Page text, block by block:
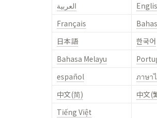
العربية
Français
日本語
한국어
Bahasa Melayu
español
ภาษา
中文(简)
中文(
Tiếng Việt